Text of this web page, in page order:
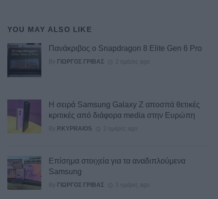
YOU MAY ALSO LIKE
Πανάκριβος ο Snapdragon 8 Elite Gen 6 Pro
By ΓΙΏΡΓΟΣ ΓΡΊΒΑΣ 2 ημέρες ago
Η σειρά Samsung Galaxy Z αποσπά θετικές
κριτικές από διάφορα media στην Ευρώπη
By P.KYPRAIOS 2 ημέρες ago
Επίσημα στοιχεία για τα αναδιπλούμενα
Samsung
By ΓΙΏΡΓΟΣ ΓΡΊΒΑΣ 3 ημέρες ago